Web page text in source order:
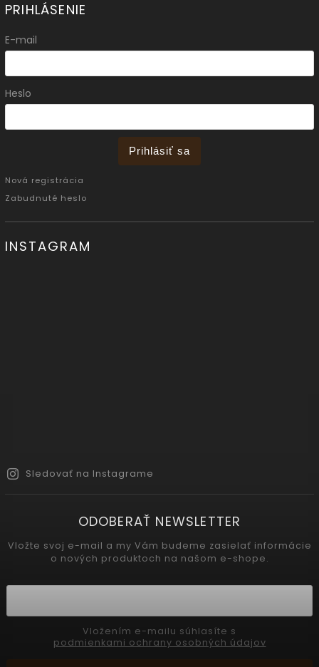
PRIHLÁSENIE
E-mail
Heslo
Prihlásiť sa
Nová registrácia
Zabudnuté heslo
INSTAGRAM
Sledovať na Instagrame
ODOBERAŤ NEWSLETTER
Vložte svoj e-mail a my Vám budeme zasielať informácie
o nových produktoch na našom e-shope.
podmienkami ochrany osobných údajov